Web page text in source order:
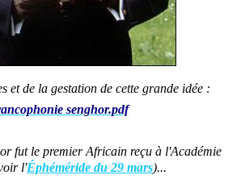
et de la gestation de cette grande idée :
senghor.pdf
fut le premier Africain reçu à l'Académie
l'Éphéméride du 29 mars)...